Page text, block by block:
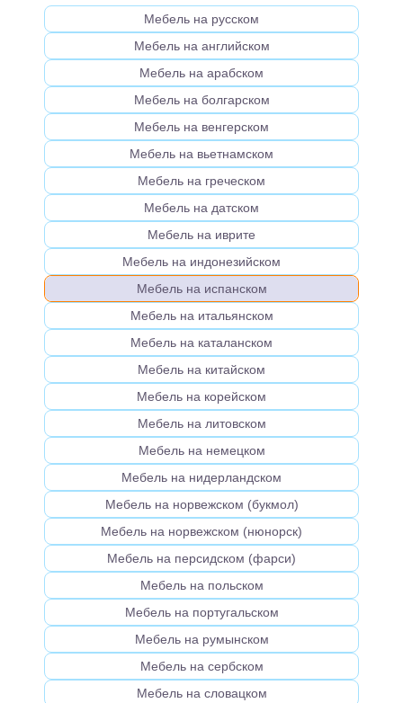
Мебель на русском
Мебель на английском
Мебель на арабском
Мебель на болгарском
Мебель на венгерском
Мебель на вьетнамском
Мебель на греческом
Мебель на датском
Мебель на иврите
Мебель на индонезийском
Мебель на испанском
Мебель на итальянском
Мебель на каталанском
Мебель на китайском
Мебель на корейском
Мебель на литовском
Мебель на немецком
Мебель на нидерландском
Мебель на норвежском (букмол)
Мебель на норвежском (нюнорск)
Мебель на персидском (фарси)
Мебель на польском
Мебель на португальском
Мебель на румынском
Мебель на сербском
Мебель на словацком